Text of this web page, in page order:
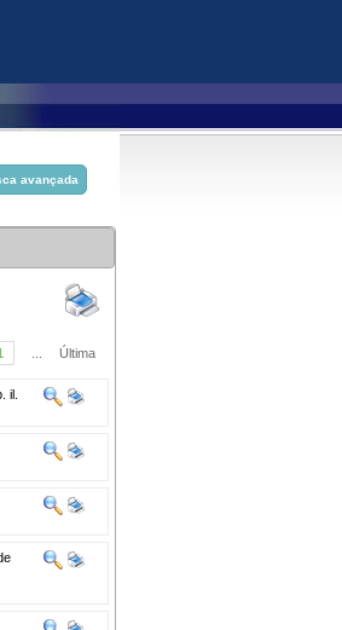
Última
il.